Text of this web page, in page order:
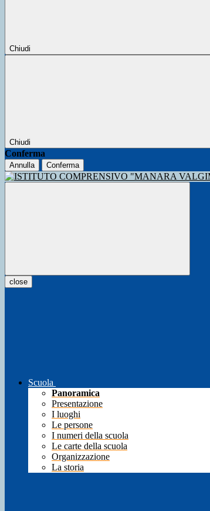
Chiudi
Chiudi
Conferma
Annulla Conferma
close
Scuola
Panoramica
Presentazione
I luoghi
Le persone
I numeri della scuola
Le carte della scuola
Organizzazione
La storia